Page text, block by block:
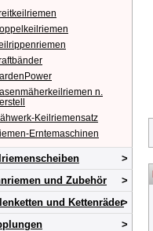
n.
Keilriemensatz
Erntemaschinen
und Zubehör
und Kettenräder